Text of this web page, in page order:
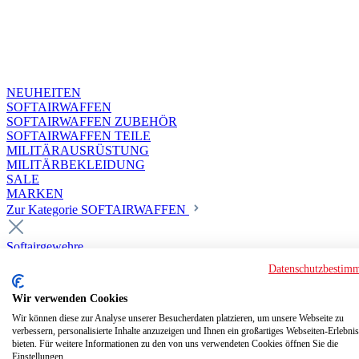
NEUHEITEN
SOFTAIRWAFFEN
SOFTAIRWAFFEN ZUBEHÖR
SOFTAIRWAFFEN TEILE
MILITÄRAUSRÜSTUNG
MILITÄRBEKLEIDUNG
SALE
MARKEN
Zur Kategorie SOFTAIRWAFFEN
Softairgewehre
Deluxe Custom Guns ab 18
Softair elektrisch ab 18
Softair elektrisch ab 14
Softair gasbetrieben ab 18
Softair HPA Luftdruck ab 18
Historische Softairwaffen
Wir verwenden Cookies
Wir können diese zur Analyse unserer Besucherdaten platzieren, um unsere Webseite zu
verbessern, personalisierte Inhalte anzuzeigen und Ihnen ein großartiges Webseiten-
bieten. Für weitere Informationen zu den von uns verwendeten Cookies öffnen Sie die
Einstellungen.